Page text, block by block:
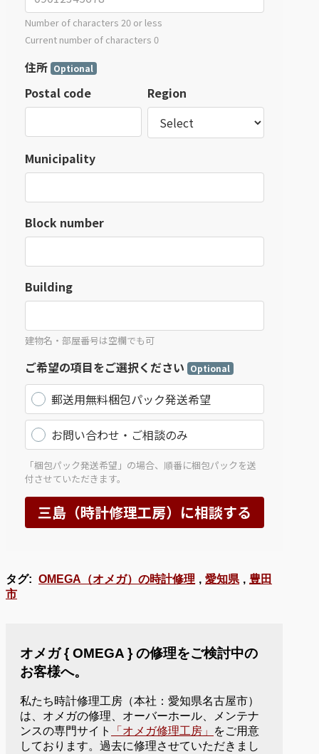
タグ: OMEGA（オメガ）の時計修理 , 愛知県 , 豊田
市
オメガ { OMEGA } の修理をご検討中の
お客様へ。
私たち時計修理工房（本社：愛知県名古屋市）
は、オメガの修理、オーバーホール、メンテナ
ンスの専門サイト
「オメガ修理工房」
をご用意
しております。過去に修理させていただきまし